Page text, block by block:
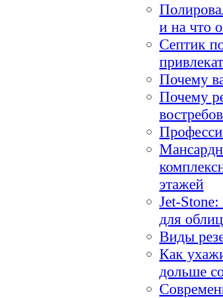
и на что
Септик
Почему
Почему
этажей
Jet-
для
Виды
Как
дольше